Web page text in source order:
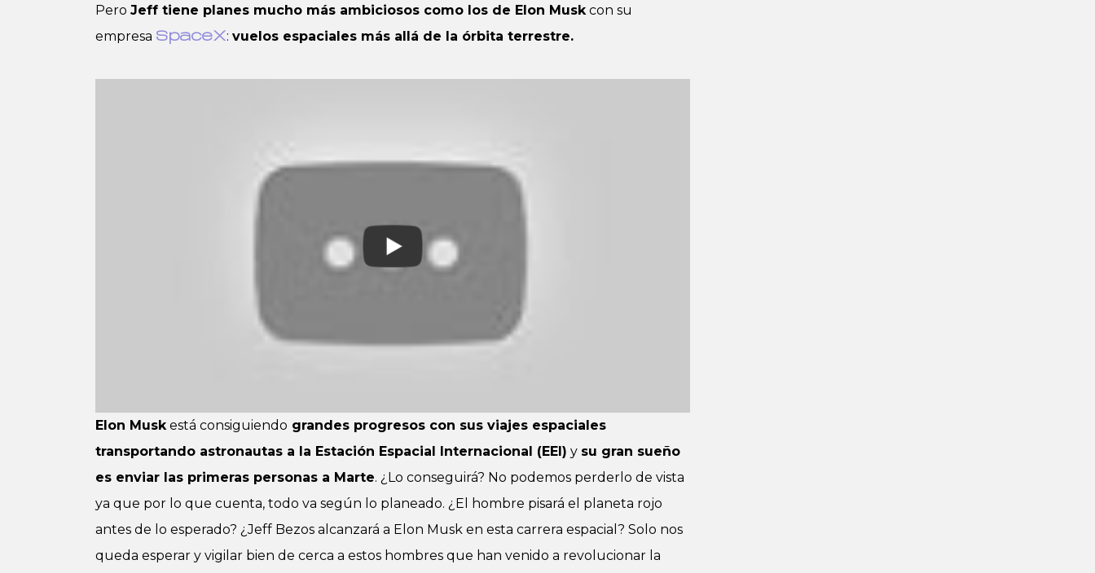
Pero Jeff tiene planes mucho más ambiciosos como los de Elon Musk con su
empresa SpaceX: vuelos espaciales más allá de la órbita terrestre.
Elon Muskestá consiguiendo grandes progresos con sus viajes espaciales
transportando astronautas a la Estación Espacial Internacional (EEI) y su gran sueño
es enviar las primeras personas a Marte. ¿Lo conseguirá? No podemos perderlo de vista
ya que por lo que cuenta, todo va según lo planeado. ¿El hombre pisará el planeta rojo
antes de lo esperado? ¿Jeff Bezos alcanzará a Elon Musk en esta carrera espacial? Solo nos
queda esperar y vigilar bien de cerca a estos hombres que han venido a revolucionar la